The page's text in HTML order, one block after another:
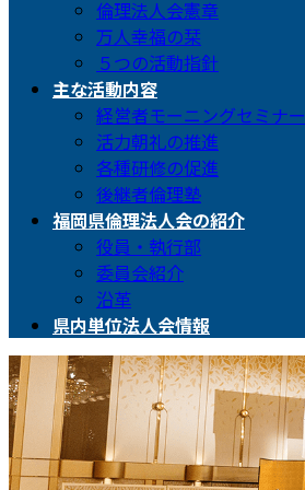
倫理法人会憲章
万人幸福の栞
５つの活動指針
主な活動内容
経営者モーニングセミナー
活力朝礼の推進
各種研修の促進
後継者倫理塾
福岡県倫理法人会の紹介
役員・執行部
委員会紹介
沿革
県内単位法人会情報